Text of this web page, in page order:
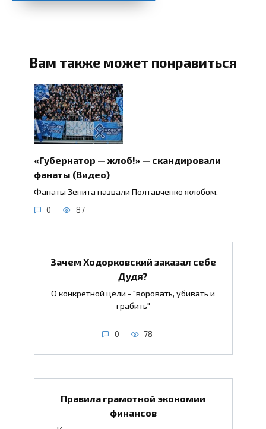
Вам также может понравиться
«Губернатор — жлоб!» — скандировали
фанаты (Видео)
Фанаты Зенита назвали Полтавченко жлобом.
0 87
Зачем Ходорковский заказал себе
Дудя?
О конкретной цели - "воровать, убивать и
грабить"
0 78
Правила грамотной экономии
финансов